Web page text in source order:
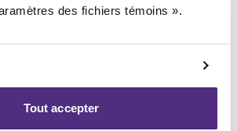
des fichiers témoins ».
Tout accepter
François Cusson
CPA, PAIR, SAI